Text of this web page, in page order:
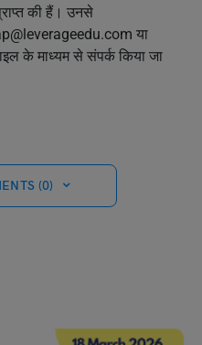
की हैं। उनसे
या
के माध्यम से संपर्क किया जा
(0)